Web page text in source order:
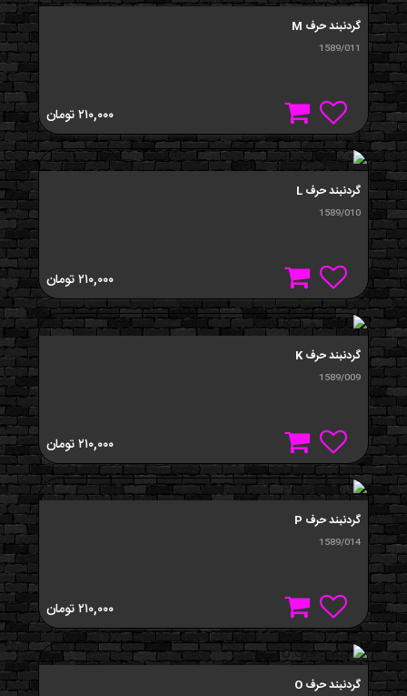
گردنبند حرف M
1589/011
۲۱۰,۰۰۰تومان
گردنبند حرف L
1589/010
۲۱۰,۰۰۰تومان
گردنبند حرف K
1589/009
۲۱۰,۰۰۰تومان
گردنبند حرف P
1589/014
۲۱۰,۰۰۰تومان
گردنبند حرف O